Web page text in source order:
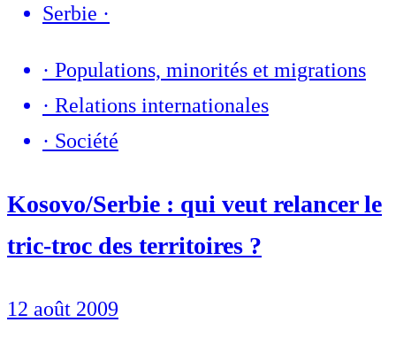
Serbie ·
· Populations, minorités et migrations
· Relations internationales
· Société
Kosovo/Serbie : qui veut relancer le
tric-troc des territoires ?
12 août 2009